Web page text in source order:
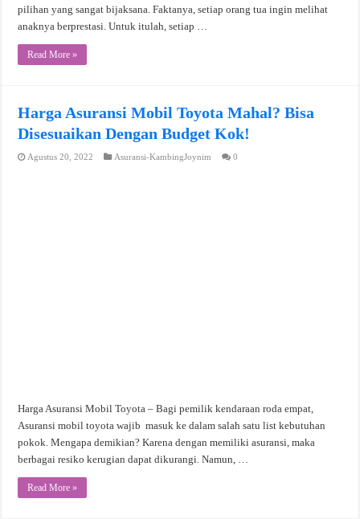
pilihan yang sangat bijaksana. Faktanya, setiap orang tua ingin melihat
anaknya berprestasi. Untuk itulah, setiap …
Read More »
Harga Asuransi Mobil Toyota Mahal? Bisa
Disesuaikan Dengan Budget Kok!
Agustus 20, 2022 Asuransi-KambingJoynim 0
Harga Asuransi Mobil Toyota – Bagi pemilik kendaraan roda empat,
Asuransi mobil toyota wajib masuk ke dalam salah satu list kebutuhan
pokok. Mengapa demikian? Karena dengan memiliki asuransi, maka
berbagai resiko kerugian dapat dikurangi. Namun, …
Read More »